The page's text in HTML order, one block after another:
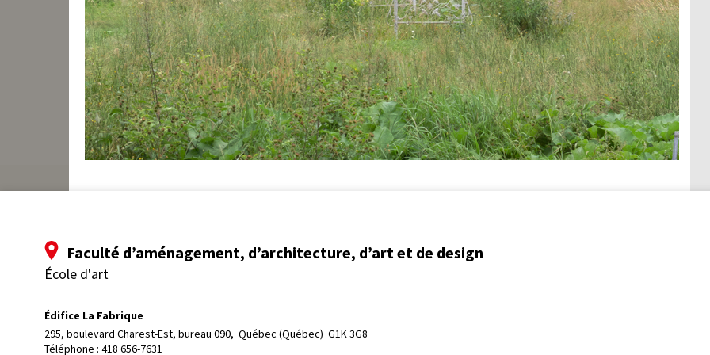
Faculté d’aménagement, d’architecture, d’art et de design
École d'art
Édifice La Fabrique
295, boulevard Charest-Est, bureau 090, Québec (Québec)  G1K 3G8
Téléphone : 418 656-7631